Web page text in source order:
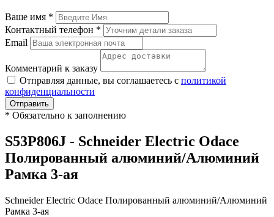
Ваше имя *
Контактный телефон *
Email
Комментарий к заказу
Отправляя данные, вы соглашаетесь с политикой
конфиденциальности
Отправить
* Обязательно к заполнению
S53P806J - Schneider Electric Odace
Полированный алюминий/Алюминий
Рамка 3-ая
Schneider Electric Odace Полированный алюминий/Алюминий
Рамка 3-ая